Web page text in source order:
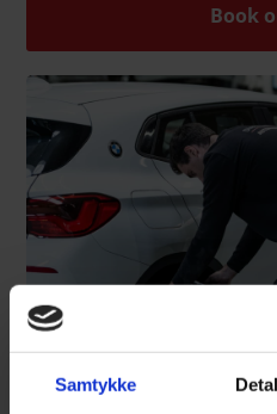
Samtykke
Book